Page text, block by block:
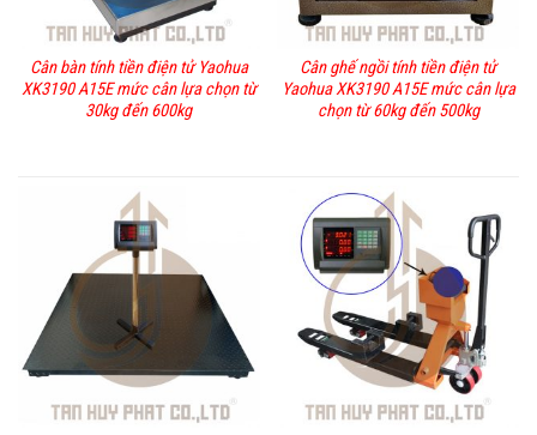
Cân bàn tính tiền điện tử Yaohua
XK3190 A15E mức cân lựa chọn từ
30kg đến 600kg
Cân ghế ngồi tính tiền điện tử
Yaohua XK3190 A15E mức cân lựa
chọn từ 60kg đến 500kg